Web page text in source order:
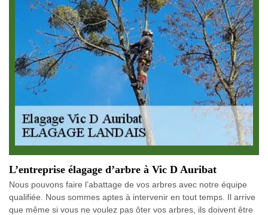
L’entreprise élagage d’arbre à Vic D Auribat
Nous pouvons faire l’abattage de vos arbres avec notre équipe
qualifiée. Nous sommes aptes à intervenir en tout temps. Il arrive
que même si vous ne voulez pas ôter vos arbres, ils doivent être